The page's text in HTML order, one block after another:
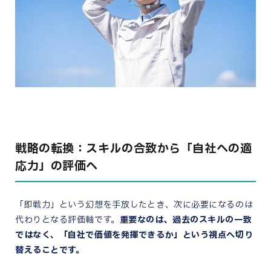
戦略の転換：スキルの合致から「自社への適
応力」の評価へ
「即戦力」という幻想を手放したとき、次に必要になるのは
代わりとなる評価軸です。 重要なのは、過去のスキルの一致
ではなく、「自社で価値を発揮できるか」という視点へ切り
替えることです。